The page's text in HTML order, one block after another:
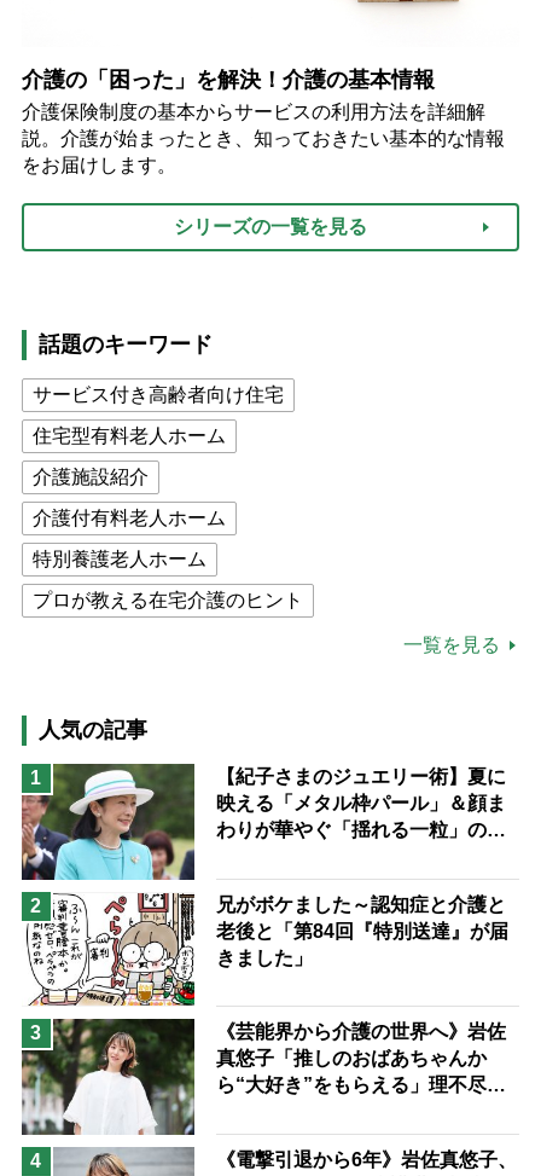
介護の「困った」を解決！介護の基本情報
介護保険制度の基本からサービスの利用方法を詳細解
説。介護が始まったとき、知っておきたい基本的な情報
をお届けします。
シリーズの一覧を見る
話題のキーワード
サービス付き高齢者向け住宅
住宅型有料老人ホーム
介護施設紹介
介護付有料老人ホーム
特別養護老人ホーム
プロが教える在宅介護のヒント
猫が母になつきません
息子の遠距離介護サバイバル術
兄がボケました
便利なサービス
予防法
一覧を見る
人気の記事
1
【紀子さまのジュエリー術】夏に
映える「メタル枠パール」＆顔ま
わりが華やぐ「揺れる一粒」の使
2
兄がボケました～認知症と介護と
老後と「第84回『特別送達』が届
きました」
3
《芸能界から介護の世界へ》岩佐
真悠子「推しのおばあちゃんか
ら“大好き”をもらえる」理不尽さ
場は「愛おしい」
4
《電撃引退から6年》岩佐真悠子、